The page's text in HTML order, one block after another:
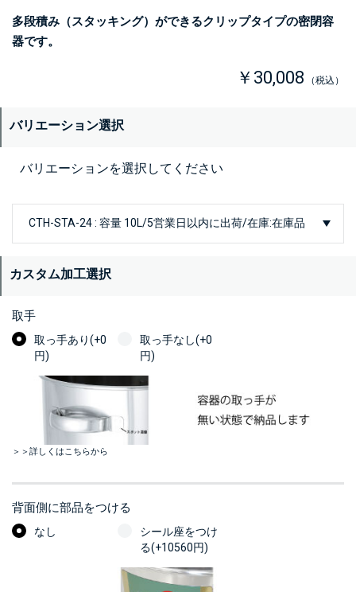
多段積み（スタッキング）ができるクリップタイプの密閉容
器です。
￥30,008 （税込）
バリエーション選択
バリエーションを選択してください
カスタム加工選択
取手
取っ手あり(+0
円)
取っ手なし(+0
円)
＞＞詳しくはこちらから
背面側に部品をつける
なし
シール座をつけ
る(+10560円)